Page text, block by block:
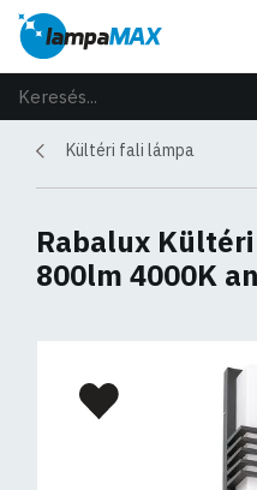
Kültéri fali lámpa
Rabalux
800lm 4000K